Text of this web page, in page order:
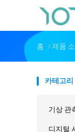
홈 제품
카테고리
기상 관
디지털